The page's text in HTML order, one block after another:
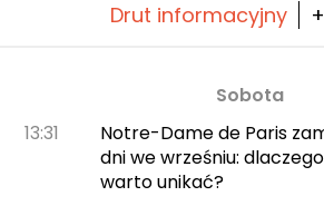
Drut informacyjny
Sobota
13:31
Notre-Dame de Paris
dni we wrześniu:
warto unikać?